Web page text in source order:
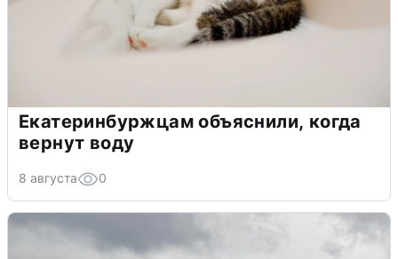
Екатеринбуржцам объяснили, когда
вернут воду
8 августа 0